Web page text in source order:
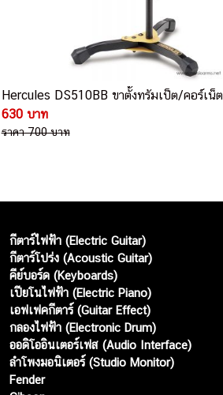
Hercules DS510BB ขาตั้งทรัมเป็ต/คอร์เน็ต
630 บาท
ราคา 700 บาท
กีตาร์ไฟฟ้า (Electric Guitar)
กีตาร์โปร่ง (Acoustic Guitar)
คีย์บอร์ด (Keyboards)
เปียโนไฟฟ้า (Electric Piano)
เอฟเฟคกีตาร์ (Guitar Effect)
กลองไฟฟ้า (Electronic Drum)
ออดิโออินเตอร์เฟส (Audio Interface)
ลำโพงมอนิเตอร์ (Studio Monitor)
Fender